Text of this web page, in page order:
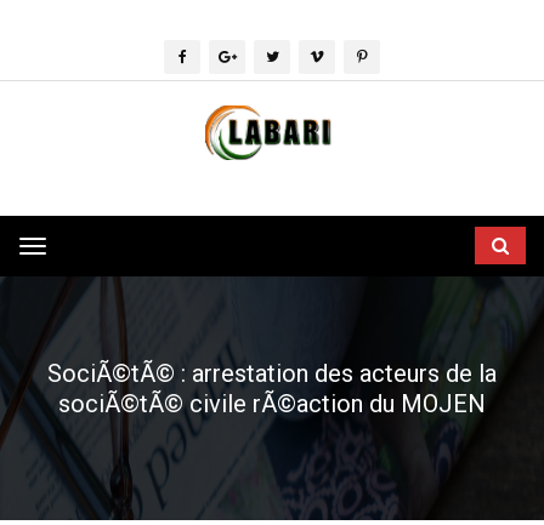
Toggle
navigation
SociÃ©tÃ© : arrestation des acteurs de la
sociÃ©tÃ© civile rÃ©action du MOJEN